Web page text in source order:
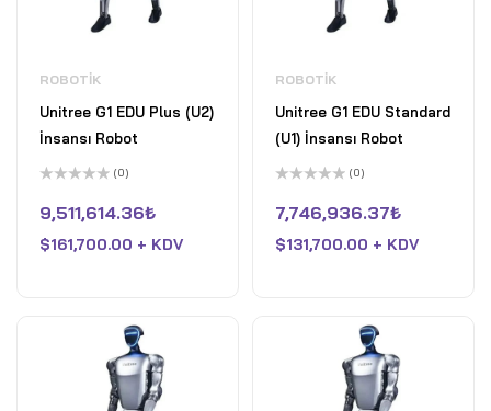
ROBOTIK
Unitree G1 EDU Plus (U2)
İnsansı Robot
üzerinden
0
aldı
(0)
9,511,614.36₺
$161,700.00 + KDV
ROBOTIK
Unitree G1 EDU Standard
(U1) İnsansı Robot
üzerinden
0
aldı
(0)
7,746,936.37₺
$131,700.00 + KDV